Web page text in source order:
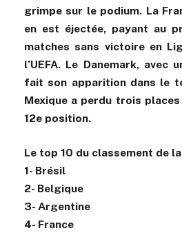
grimpe sur le podium. La
en est éjectée, payant au
matches sans victoire en
l’UEFA. Le Danemark, avec
fait son apparition dans le
Mexique a perdu trois
12e position.
Le top 10 du classement de la
1- Brésil
2- Belgique
3- Argentine
4- France